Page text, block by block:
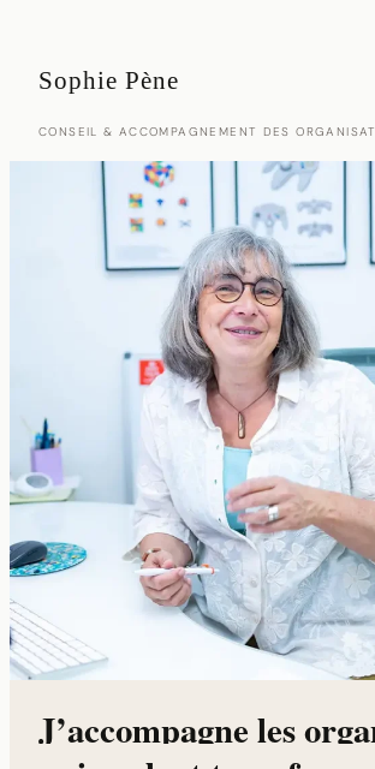
contenu
Sophie Pène
CONSEIL & ACCOMPAGNEMENT DES
J’accompagne les